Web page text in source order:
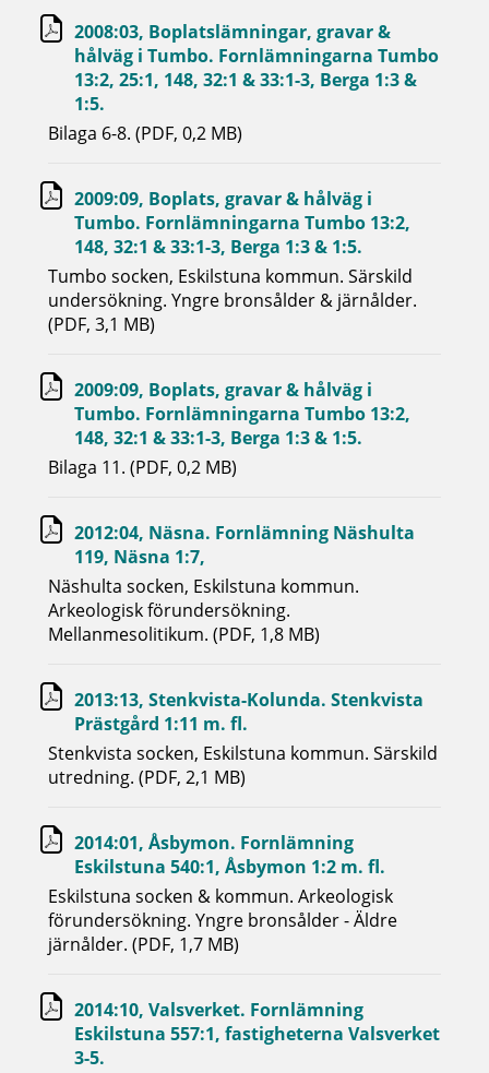
2008:03, Boplatslämningar, gravar &
hålväg i Tumbo. Fornlämningarna Tumbo
13:2, 25:1, 148, 32:1 & 33:1-3, Berga 1:3 &
1:5.
Bilaga 6-8. (PDF, 0,2 MB)
2009:09, Boplats, gravar & hålväg i
Tumbo. Fornlämningarna Tumbo 13:2,
148, 32:1 & 33:1-3, Berga 1:3 & 1:5.
Tumbo socken, Eskilstuna kommun. Särskild
undersökning. Yngre bronsålder & järnålder.
(PDF, 3,1 MB)
2009:09, Boplats, gravar & hålväg i
Tumbo. Fornlämningarna Tumbo 13:2,
148, 32:1 & 33:1-3, Berga 1:3 & 1:5.
Bilaga 11. (PDF, 0,2 MB)
2012:04, Näsna. Fornlämning Näshulta
119, Näsna 1:7,
Näshulta socken, Eskilstuna kommun.
Arkeologisk förundersökning.
Mellanmesolitikum. (PDF, 1,8 MB)
2013:13, Stenkvista-Kolunda. Stenkvista
Prästgård 1:11 m. fl.
Stenkvista socken, Eskilstuna kommun. Särskild
utredning. (PDF, 2,1 MB)
2014:01, Åsbymon. Fornlämning
Eskilstuna 540:1, Åsbymon 1:2 m. fl.
Eskilstuna socken & kommun. Arkeologisk
förundersökning. Yngre bronsålder - Äldre
järnålder. (PDF, 1,7 MB)
2014:10, Valsverket. Fornlämning
Eskilstuna 557:1, fastigheterna Valsverket
3-5.